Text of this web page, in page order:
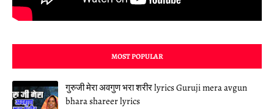
MOST POPULAR
गुरुजी मेरा अवगुण भरा शरीर lyrics Guruji mera avgun
bhara shareer lyrics